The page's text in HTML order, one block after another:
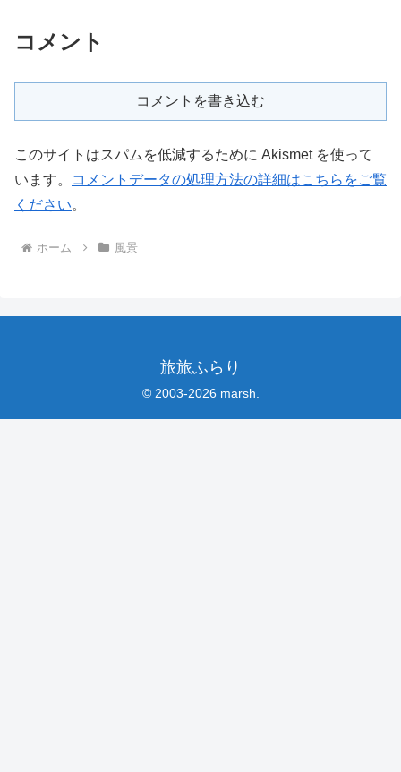
コメント
コメントを書き込む
このサイトはスパムを低減するために Akismet を使って
います。
コメントデータの処理方法の詳細はこちらをご覧
ください。
ホーム 風景
旅旅ふらり
© 2003-2026 marsh.